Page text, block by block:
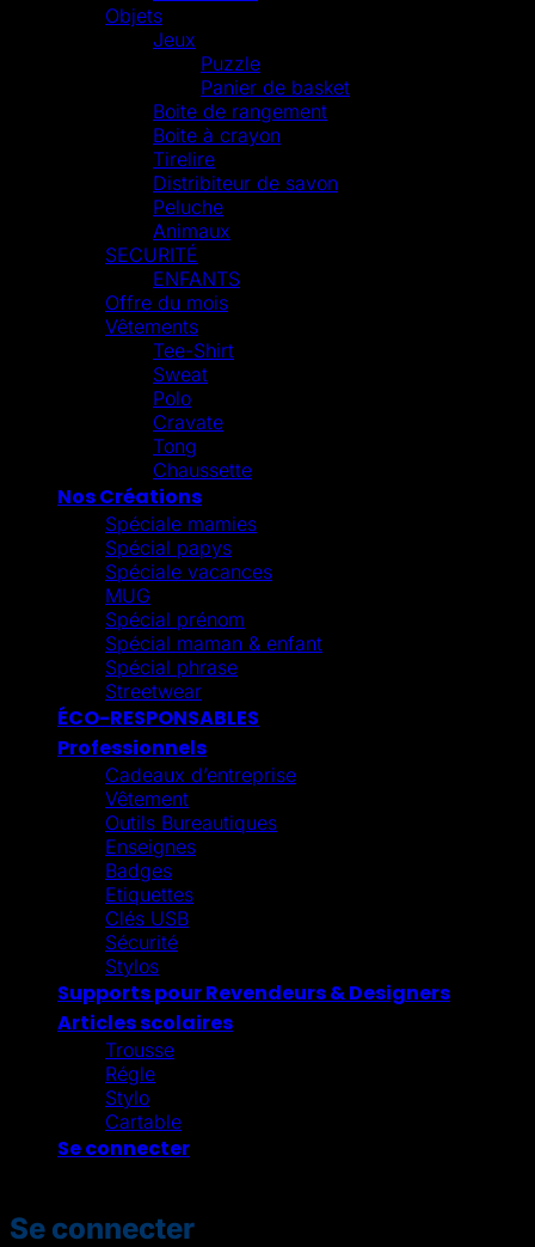
Objets
Jeux
Puzzle
Panier de basket
Boite de rangement
Boite à crayon
Tirelire
Distribiteur de savon
Peluche
Animaux
SECURITÉ
ENFANTS
Offre du mois
Vêtements
Tee-Shirt
Sweat
Polo
Cravate
Tong
Chaussette
Nos Créations
Spéciale mamies
Spécial papys
Spéciale vacances
MUG
Spécial prénom
Spécial maman & enfant
Spécial phrase
Streetwear
ÉCO-RESPONSABLES
Professionnels
Cadeaux d’entreprise
Vêtement
Outils Bureautiques
Enseignes
Badges
Etiquettes
Clés USB
Sécurité
Stylos
Supports pour Revendeurs & Designers
Articles scolaires
Trousse
Régle
Stylo
Cartable
Se connecter
Se connecter